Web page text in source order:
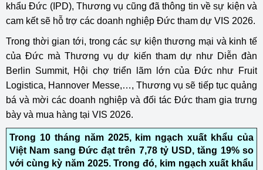
khẩu Đức (IPD), Thương vụ cũng đã thông tin về sự kiện và
cam kết sẽ hỗ trợ các doanh nghiệp Đức tham dự VIS 2026.
Trong thời gian tới, trong các sự kiện thương mại và kinh tế
của Đức mà Thương vụ dự kiến tham dự như Diễn đàn
Berlin Summit, Hội chợ triển lãm lớn của Đức như Fruit
Logistica, Hannover Messe,…, Thương vụ sẽ tiếp tục quảng
bá và mời các doanh nghiệp và đối tác Đức tham gia trưng
bày và mua hàng tại VIS 2026.
Trong 10 tháng năm 2025, kim ngạch xuất khẩu của
Việt Nam sang Đức đạt trên 7,78 tỷ USD, tăng 19% so
với cùng kỳ năm 2025. Trong đó, kim ngạch xuất khẩu